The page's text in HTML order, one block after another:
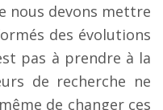
nous devons mettre
des évolutions
pas à prendre à la
de recherche ne
de changer ces